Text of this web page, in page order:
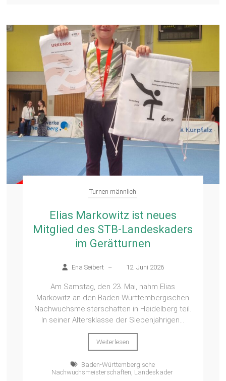
Turnen männlich
Elias Markowitz ist neues
Mitglied des STB-Landeskaders
im Gerätturnen
Ena Seibert – 12. Juni 2026
Am Samstag, den 23. Mai, nahm Elias
Markowitz an den Baden-Württembergischen
Nachwuchsmeisterschaften in Heidelberg teil.
In seiner Altersklasse der Siebenjährigen...
Weiterlesen
Baden-Württembergische
Nachwuchsmeisterschaften Landeskader